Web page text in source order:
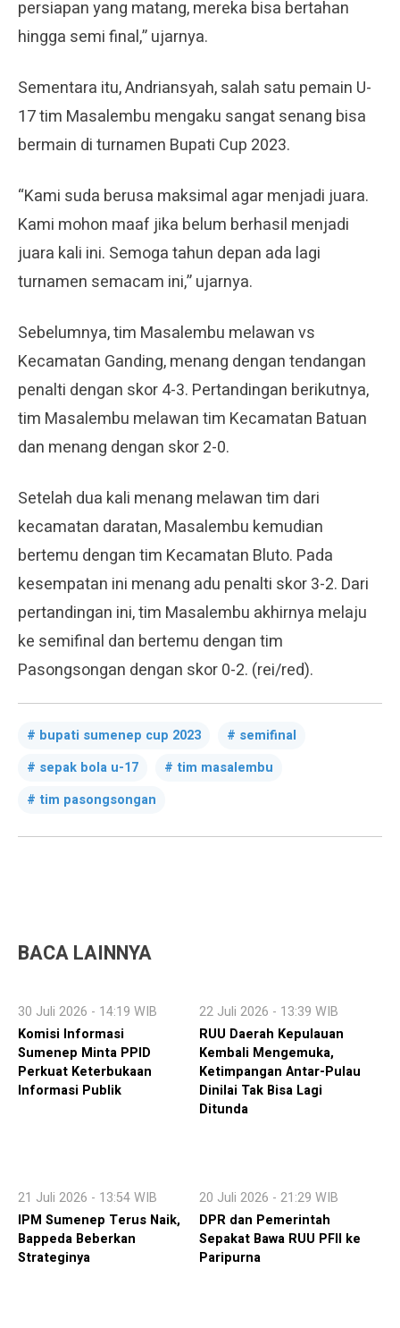
persiapan yang matang, mereka bisa bertahan
hingga semi final,” ujarnya.
Sementara itu, Andriansyah, salah satu pemain U-
17 tim Masalembu mengaku sangat senang bisa
bermain di turnamen Bupati Cup 2023.
“Kami suda berusa maksimal agar menjadi juara.
Kami mohon maaf jika belum berhasil menjadi
juara kali ini. Semoga tahun depan ada lagi
turnamen semacam ini,” ujarnya.
Sebelumnya, tim Masalembu melawan vs
Kecamatan Ganding, menang dengan tendangan
penalti dengan skor 4-3. Pertandingan berikutnya,
tim Masalembu melawan tim Kecamatan Batuan
dan menang dengan skor 2-0.
Setelah dua kali menang melawan tim dari
kecamatan daratan, Masalembu kemudian
bertemu dengan tim Kecamatan Bluto. Pada
kesempatan ini menang adu penalti skor 3-2. Dari
pertandingan ini, tim Masalembu akhirnya melaju
ke semifinal dan bertemu dengan tim
Pasongsongan dengan skor 0-2. (rei/red).
bupati sumenep cup 2023
semifinal
sepak bola u-17
tim masalembu
tim pasongsongan
BACA LAINNYA
30 Juli 2026 - 14:19 WIB
Komisi Informasi
Sumenep Minta PPID
Perkuat Keterbukaan
Informasi Publik
22 Juli 2026 - 13:39 WIB
RUU Daerah Kepulauan
Kembali Mengemuka,
Ketimpangan Antar-Pulau
Dinilai Tak Bisa Lagi
Ditunda
21 Juli 2026 - 13:54 WIB
IPM Sumenep Terus Naik,
Bappeda Beberkan
Strateginya
20 Juli 2026 - 21:29 WIB
DPR dan Pemerintah
Sepakat Bawa RUU PFII ke
Paripurna